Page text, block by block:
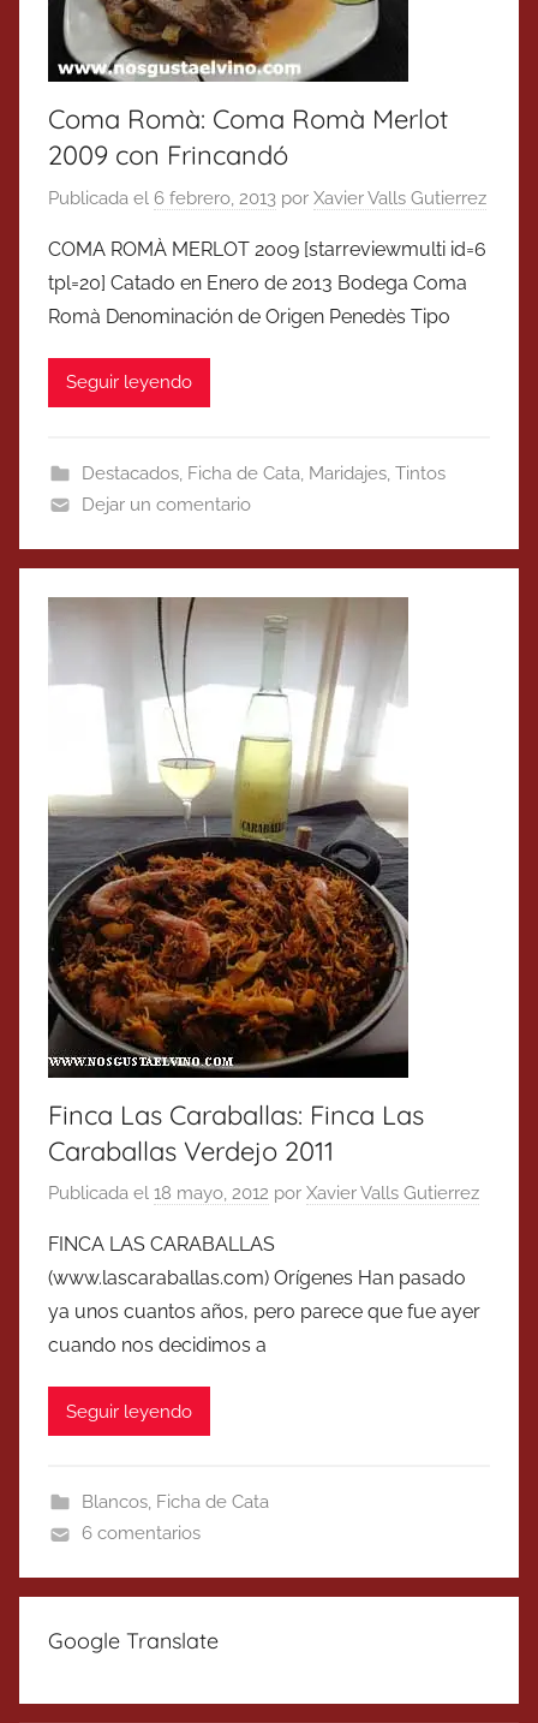
Coma Romà: Coma Romà Merlot
2009 con Frincandó
Publicada el 6 febrero, 2013 por Xavier Valls Gutierrez
COMA ROMÀ MERLOT 2009 [starreviewmulti id=6
tpl=20] Catado en Enero de 2013 Bodega Coma
Romà Denominación de Origen Penedès Tipo
Seguir leyendo
Destacados, Ficha de Cata, Maridajes, Tintos
Dejar un comentario
Finca Las Caraballas: Finca Las
Caraballas Verdejo 2011
Publicada el 18 mayo, 2012 por Xavier Valls Gutierrez
FINCA LAS CARABALLAS
(www.lascaraballas.com) Orígenes Han pasado
ya unos cuantos años, pero parece que fue ayer
cuando nos decidimos a
Seguir leyendo
Blancos, Ficha de Cata
6 comentarios
Google Translate